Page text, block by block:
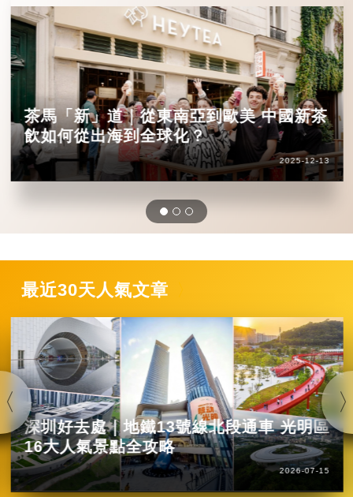
茶馬「新」道｜從東南亞到歐美 中國新茶
飲如何從出海到全球化？
2025-12-13
最近30天人氣文章
深圳好去處｜地鐵13號線北段通車 光明區
16大人氣景點全攻略
2026-07-15